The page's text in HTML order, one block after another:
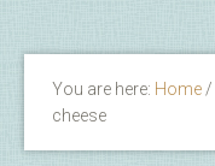
You are here: Home /
cheese